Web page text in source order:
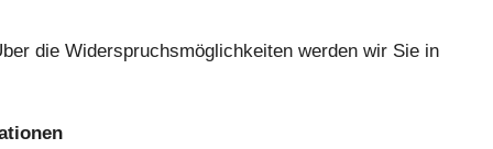
die Widerspruchsmöglichkeiten werden wir Sie in